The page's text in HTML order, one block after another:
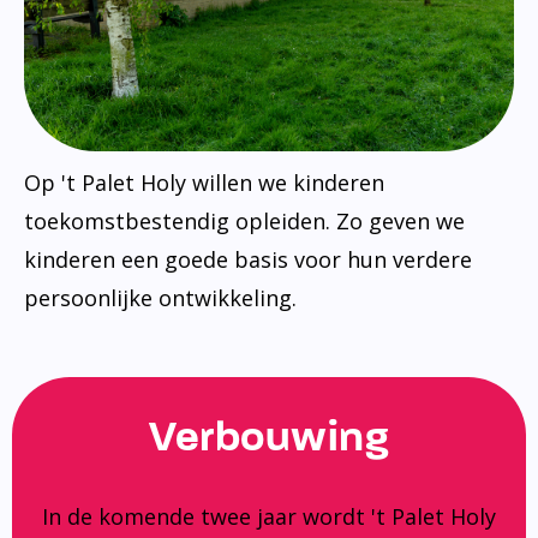
Op 't Palet Holy willen we kinderen
toekomstbestendig opleiden. Zo geven we
kinderen een goede basis voor hun verdere
persoonlijke ontwikkeling.
Verbouwing
In de komende twee jaar wordt 't Palet Holy